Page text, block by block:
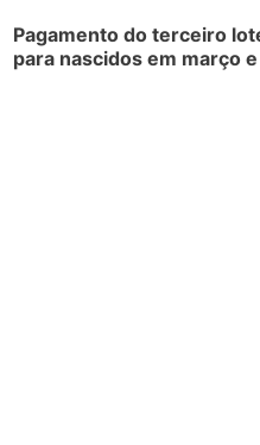
Pagamento do terceiro
para nascidos em março